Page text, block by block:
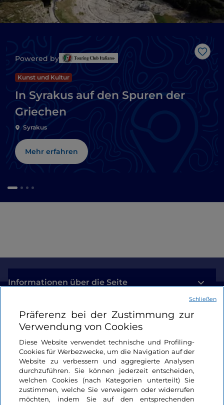
Like
Powered by
Kunst und Kultur
In Syrakus auf den Spuren der
Griechen
Syrakus
Mehr erfahren
Informationen über die Seite
Nützliche Links
Login
Bleiben wir in Kontakt
Präferenz bei der Zustimmung zur
Verwendung von Cookies
Diese Website verwendet technische und Profiling-
Cookies für Werbezwecke, um die Navigation auf der
Website zu verbessern und aggregierte Analysen
durchzuführen. Sie können jederzeit entscheiden,
welchen Cookies (nach Kategorien unterteilt) Sie
zustimmen, welche Sie verweigern oder widerrufen
möchten, indem Sie auf den entsprechenden
Schließen